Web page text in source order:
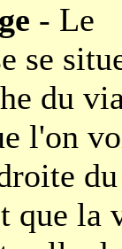
- Le
se
du
l'on
du
que la